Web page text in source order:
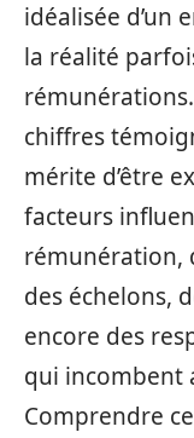
idéalisée d’un
la réalité
chiffres
mérite d’être
facteurs
rémunération,
des échelons,
encore des
qui incombent
Comprendre